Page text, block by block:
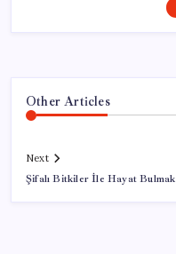
Other Articles
Next
Şifalı Bitkiler İle Hayat Bulmak